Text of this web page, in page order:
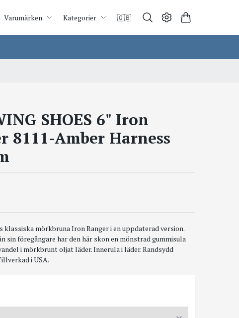
Varumärken Kategorier 🇬🇧
SHOES 6" Iron
8111-Amber Harness
klassiska mörkbruna Iron Ranger i en uppdaterad version.
sin föregångare har den här skon en mönstrad gummisula
i mörkbrunt oljat läder. Innerula i läder. Randsydd
i USA.